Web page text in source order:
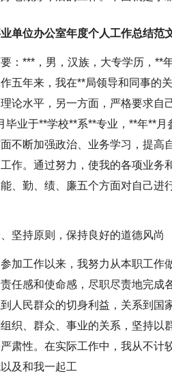
位办公室年度个人工作总结范
***，男，汉族，大专学历，**年
五年来，我在**局领导和同事的
论水平，另一方面，严格要求自
毕业于**学校**系**专业，**年**
不断加强政治、业务学习，提
作。通过努力，使我的各项业务
、勤、绩、廉五个方面对自己进
持原则，保持良好的道德风尚
工作以来，我努力从本职工作做
任感和使命感，尽职尽责地完成
人民群众的切身利益，关系到国
织、群众、事业的关系，坚持以
肃性。在实际工作中，我从不计
及和我一起工
范本
总结
作总结范文